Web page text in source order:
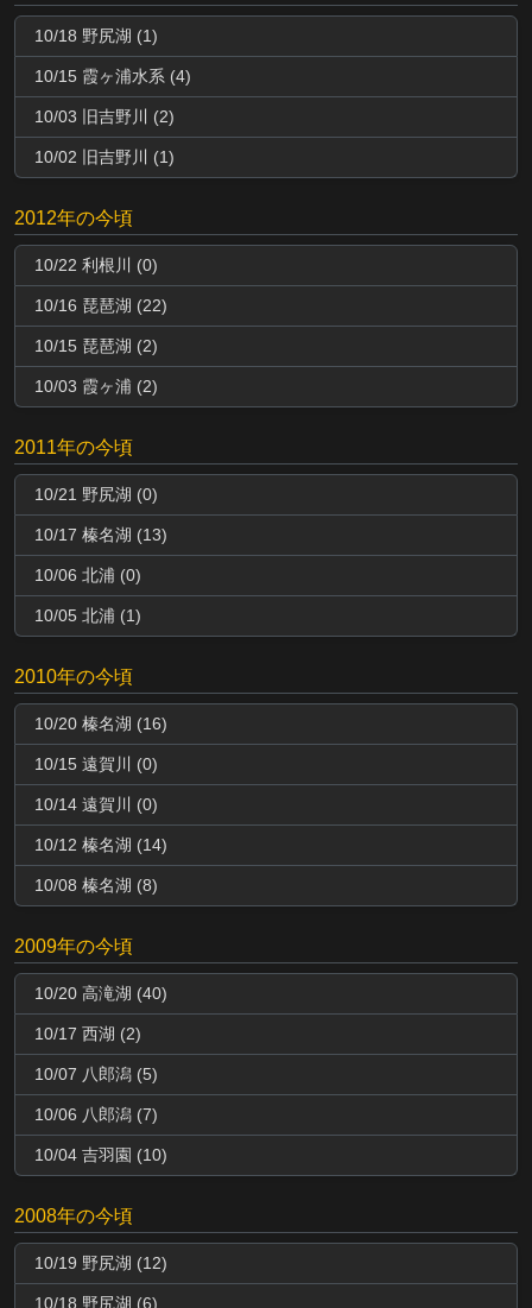
10/18 野尻湖 (1)
10/15 霞ヶ浦水系 (4)
10/03 旧吉野川 (2)
10/02 旧吉野川 (1)
2012年の今頃
10/22 利根川 (0)
10/16 琵琶湖 (22)
10/15 琵琶湖 (2)
10/03 霞ヶ浦 (2)
2011年の今頃
10/21 野尻湖 (0)
10/17 榛名湖 (13)
10/06 北浦 (0)
10/05 北浦 (1)
2010年の今頃
10/20 榛名湖 (16)
10/15 遠賀川 (0)
10/14 遠賀川 (0)
10/12 榛名湖 (14)
10/08 榛名湖 (8)
2009年の今頃
10/20 高滝湖 (40)
10/17 西湖 (2)
10/07 八郎潟 (5)
10/06 八郎潟 (7)
10/04 吉羽園 (10)
2008年の今頃
10/19 野尻湖 (12)
10/18 野尻湖 (6)